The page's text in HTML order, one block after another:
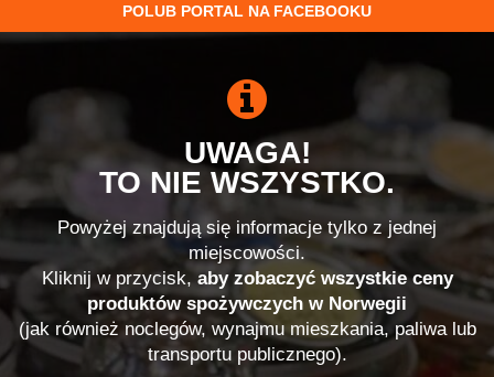
POLUB PORTAL NA FACEBOOKU
UWAGA!
TO NIE WSZYSTKO.
Powyżej znajdują się informacje tylko z jednej
miejscowości.
Kliknij w przycisk, aby zobaczyć wszystkie ceny
produktów spożywczych w Norwegii
(jak również noclegów, wynajmu mieszkania, paliwa lub
transportu publicznego).